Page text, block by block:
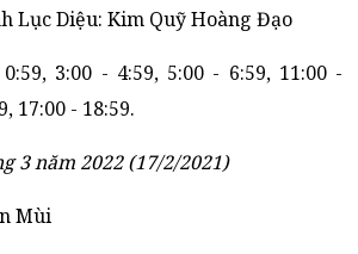
Lục Diệu: Kim Quỹ Hoàng Đạo
3:00 - 4:59, 5:00 - 6:59, 11:00 -
17:00 - 18:59.
3 năm 2022 (17/2/2021)
Mùi